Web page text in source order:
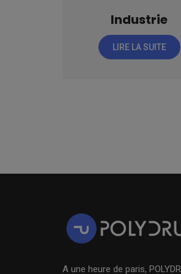
Industrie
LIRE LA SUITE
A une heure de paris,